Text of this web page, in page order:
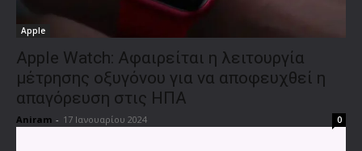
Apple
Apple Watch: Αφαιρείται η λειτουργία
μέτρησης οξυγόνου για να αποφευχθεί η
απαγόρευση στις ΗΠΑ
Aniram - 17 Ιανουαρίου 2024 0